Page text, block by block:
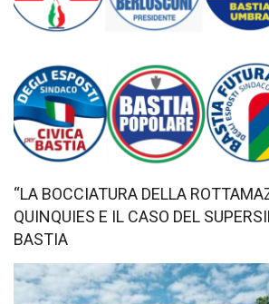
“LA BOCCIATURA DELLA
QUINQUIES E IL CASO DEL
BASTIA